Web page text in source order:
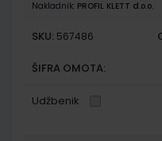
Nakladnik: PROFIL KLETT d.o.o.
SKU: 567486
ŠIFRA OMOTA:
Udžbenik